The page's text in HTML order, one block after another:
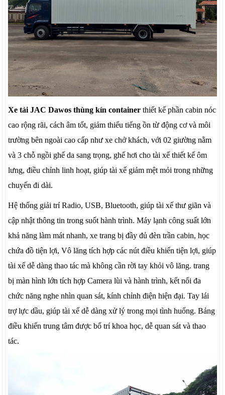
Xe tải JAC Dawos thùng kín container thiết kế phần cabin nóc
cao rộng rãi, cách âm tốt, giảm thiểu tiếng ồn từ động cơ và môi
trường bên ngoài cao cấp như xe chở khách, với 02 giường nằm
và 3 chỗ ngồi ghế da sang trọng, ghế hơi cho tài xế thiết kế ôm
lưng, điều chỉnh linh hoạt, giúp tài xế giảm mệt mỏi trong những
chuyến đi dài.
Hệ thống giải trí Radio, USB, Bluetooth, giúp tài xế thư giãn và
cập nhật thông tin trong suốt hành trình. Máy lạnh công suất lớn
khả năng làm mát nhanh, xe trang bị đầy đủ đèn trần cabin, học
chứa đồ tiện lợi, Vô lăng tích hợp các nút điều khiển tiện lợi, giúp
tài xế dễ dàng thao tác mà không cần rời tay khỏi vô lăng. trang
bị màn hình lớn tích hợp Camera lùi và hành trình, kết nối đa
chức năng nghe nhìn quan sát, kính chỉnh điện hiện đại. Tay lái
trợ lực dầu, giúp tài xế dễ dàng xử lý trong mọi tình huống. Bảng
điều khiển trung tâm được bố trí khoa học, dễ quan sát và thao
tác.